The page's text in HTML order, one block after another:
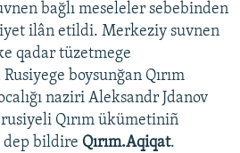
bağlı meseleler sebebinden
ilân etildi. Merkeziy suvnen
qadar tüzetmege
boysunğan Qırım
naziri Aleksandr Jdanov
Qırım ükümetiniñ
dep bildire Qırım.Aqiqat.